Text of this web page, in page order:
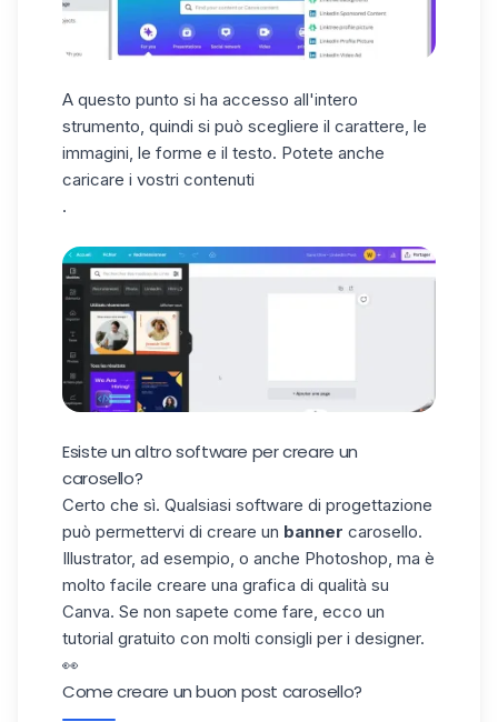
Ecco, ora conoscete tutti i trucchi per
creare un bellissimocarosello su LinkedIn!
🥰
A questo punto si ha accesso all'intero
strumento, quindi si può scegliere il carattere, le
immagini, le forme e il testo. Potete anche
caricare i vostri contenuti
.
Esiste un altro software per creare un
carosello?
Certo che sì. Qualsiasi software di progettazione
può permettervi di creare un banner carosello.
Illustrator, ad esempio, o anche Photoshop, ma è
molto facile creare una grafica di qualità su
Canva. Se non sapete come fare, ecco un
tutorial gratuito con molti consigli per i designer.
👀
Come creare un buon post carosello?